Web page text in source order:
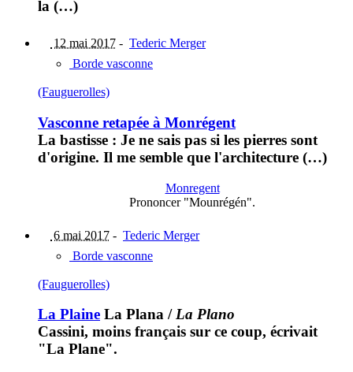
la (…)
12 mai 2017 - Tederic Merger
Borde vasconne
(Fauguerolles)
Vasconne retapée à Monrégent
La bastisse : Je ne sais pas si les pierres sont
d'origine. Il me semble que l'architecture (…)
Monregent
Prononcer "Mounrégén".
6 mai 2017 - Tederic Merger
Borde vasconne
(Fauguerolles)
La Plaine La Plana /La Plano
Cassini, moins français sur ce coup, écrivait
"La Plane".